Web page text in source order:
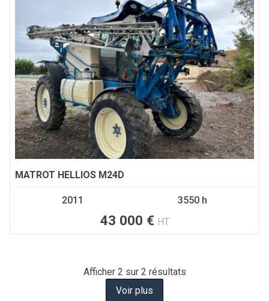
MATROT HELLIOS M24D
2011 3550 h
43 000 € HT
Afficher 2 sur 2 résultats
Voir plus